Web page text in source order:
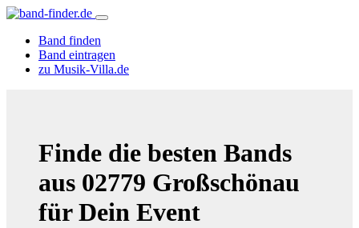
Band finden
Band eintragen
zu Musik-Villa.de
Finde die besten Bands
aus 02779 Großschönau
für Dein Event